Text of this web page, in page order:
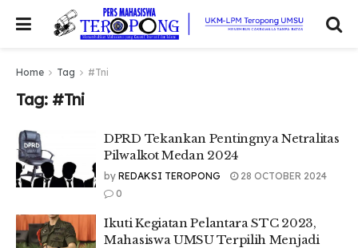
Home Tag #Tni
Tag: #Tni
DPRD Tekankan Pentingnya Netralitas
Pilwalkot Medan 2024
by REDAKSI TEROPONG
28 OCTOBER 2024
0
Ikuti Kegiatan Pelantara STC 2023,
Mahasiswa UMSU Terpilih Menjadi